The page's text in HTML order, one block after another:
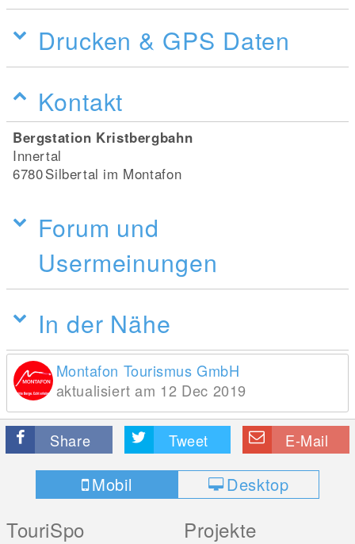
Drucken & GPS Daten
Kontakt
Bergstation Kristbergbahn
Innertal
6780Silbertal im Montafon
Forum und
Usermeinungen
In der Nähe
Montafon Tourismus GmbH
aktualisiert am 12 Dec 2019
Share Tweet E-Mail
Mobil Desktop
TouriSpo Projekte